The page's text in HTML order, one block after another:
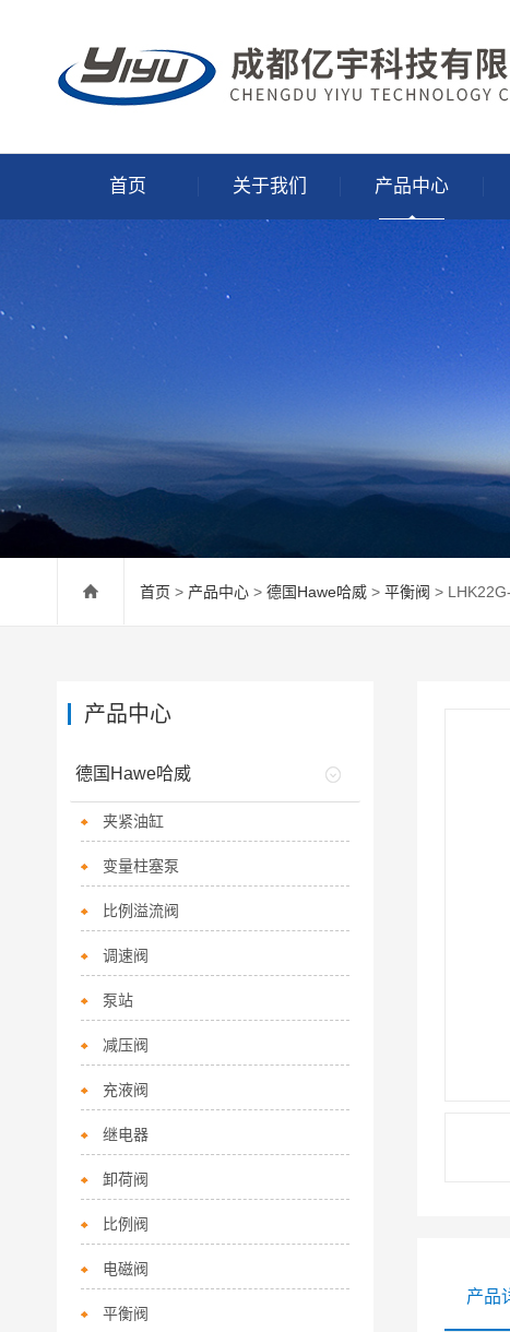
首页 关于我们 产品中心
首页 > 产品中心 > 德国Hawe哈威 > 平衡阀 >
产品
产品中心
德国Hawe哈威
夹紧油缸
变量柱塞泵
比例溢流阀
调速阀
泵站
减压阀
充液阀
继电器
卸荷阀
比例阀
电磁阀
平衡阀